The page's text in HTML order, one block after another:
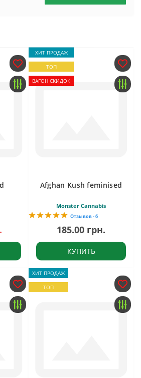
ХИТ ПРОДАЖ
ТОП
ВАГОН СКИДОК
Afghan Kush feminised
Monster Cannabis
Отзывов - 6
185.00 грн.
КУПИТЬ
ХИТ ПРОДАЖ
ТОП